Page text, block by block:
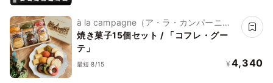
à la campagne（ア・ラ・カンパーニ
ュ）
焼き菓子15個セット / 「コフレ・グー
テ」
最短 8/15 ¥ 4,340